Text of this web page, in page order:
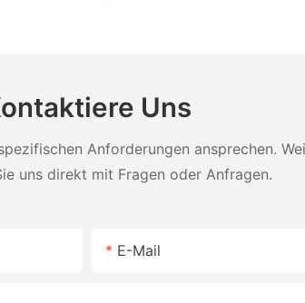
Uns
Anforderungen ansprechen.
uns direkt mit Fragen oder Anfragen.
E-Mail